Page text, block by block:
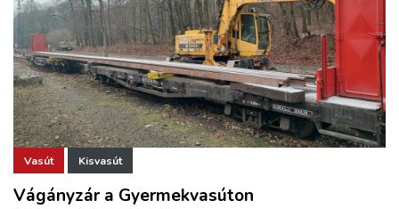
Vasút Kisvasút
Vágányzár a Gyermekvasúton